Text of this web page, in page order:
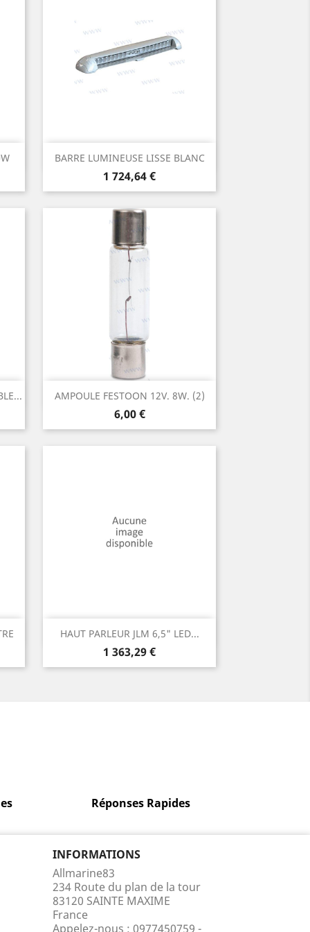
BARRE LUMINEUSE LISSE BLANC
Prix
1 724,64 €
Aperçu rapide
AMPOULE FESTOON 12V. 8W. (2)
Prix
6,00 €
Aperçu rapide
HAUT PARLEUR JLM 6,5" LED...
Prix
1 363,29 €
Aperçu rapide
Réponses Rapides
INFORMATIONS
Allmarine83
234 Route du plan de la tour
83120 SAINTE MAXIME
France
Appelez-nous : 0977450759 -